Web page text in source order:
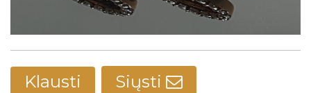
Klausti Siųsti